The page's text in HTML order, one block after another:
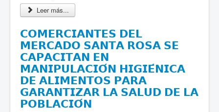
Leer más...
𝗖𝗢𝗠𝗘𝗥𝗖𝗜𝗔𝗡𝗧𝗘𝗦 𝗗𝗘𝗟
𝗠𝗘𝗥𝗖𝗔𝗗𝗢 𝗦𝗔𝗡𝗧𝗔 𝗥𝗢𝗦𝗔 𝗦𝗘
𝗖𝗔𝗣𝗔𝗖𝗜𝗧𝗔𝗡 𝗘𝗡
𝗠𝗔𝗡𝗜𝗣𝗨𝗟𝗔𝗖𝗜𝗢́𝗡 𝗛𝗜𝗚𝗜𝗘́𝗡𝗜𝗖𝗔
𝗗𝗘 𝗔𝗟𝗜𝗠𝗘𝗡𝗧𝗢𝗦 𝗣𝗔𝗥𝗔
𝗚𝗔𝗥𝗔𝗡𝗧𝗜𝗭𝗔𝗥 𝗟𝗔 𝗦𝗔𝗟𝗨𝗗 𝗗𝗘 𝗟𝗔
𝗣𝗢𝗕𝗟𝗔𝗖𝗜𝗢́𝗡